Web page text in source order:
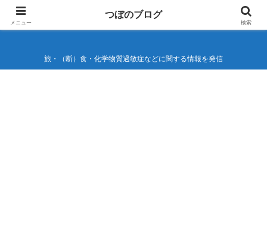
つぼのブログ
旅・（断）食・化学物質過敏症などに関する情報を発信
メニュー
つぼのブログ
検索